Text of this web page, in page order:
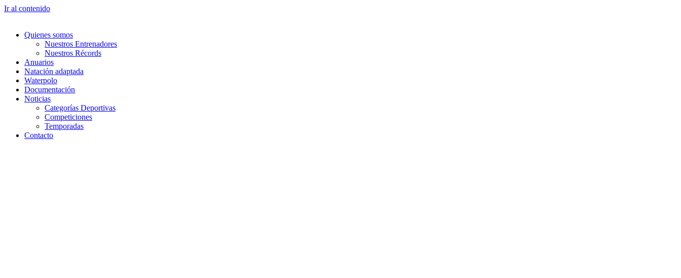
Ir al contenido
Quienes somos
Nuestros Entrenadores
Nuestros Récords
Anuarios
Natación adaptada
Waterpolo
Documentación
Noticias
Categorías Deportivas
Competiciones
Temporadas
Contacto